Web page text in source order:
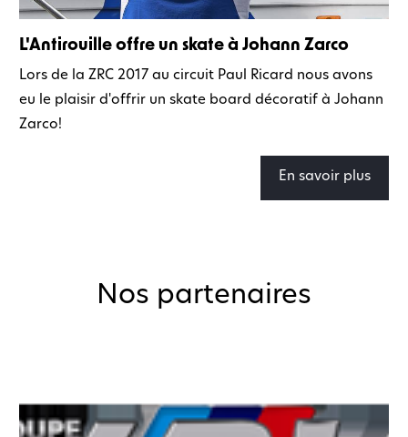
L'Antirouille offre un skate à Johann Zarco
Lors de la ZRC 2017 au circuit Paul Ricard nous avons
eu le plaisir d'offrir un skate board décoratif à Johann
Zarco!
En savoir plus
Nos partenaires